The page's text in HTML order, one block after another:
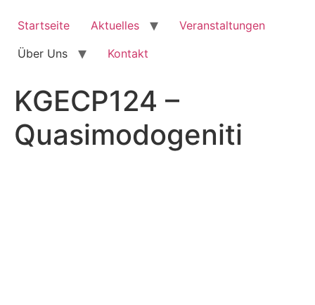
InhaltStartseite Aktuelles
Veranstaltungen
Über Uns
Kontakt
KGECP124 –
Quasimodogeniti